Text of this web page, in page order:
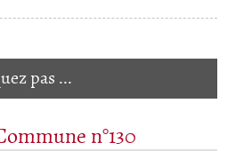
pas ...
n°130